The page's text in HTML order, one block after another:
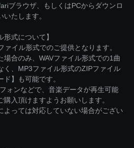
ブラウザ、もしくはPCからダウンロ
たします。
形式について】
ァイル形式でのご提供となります。
合のみ、WAVファイル形式での1曲
く、MP3ファイル形式のZIPファイル
】も可能です。
ォンなどで、音楽データが再生可能
入頂けますようお願いします。
よっては対応していない場合がござい